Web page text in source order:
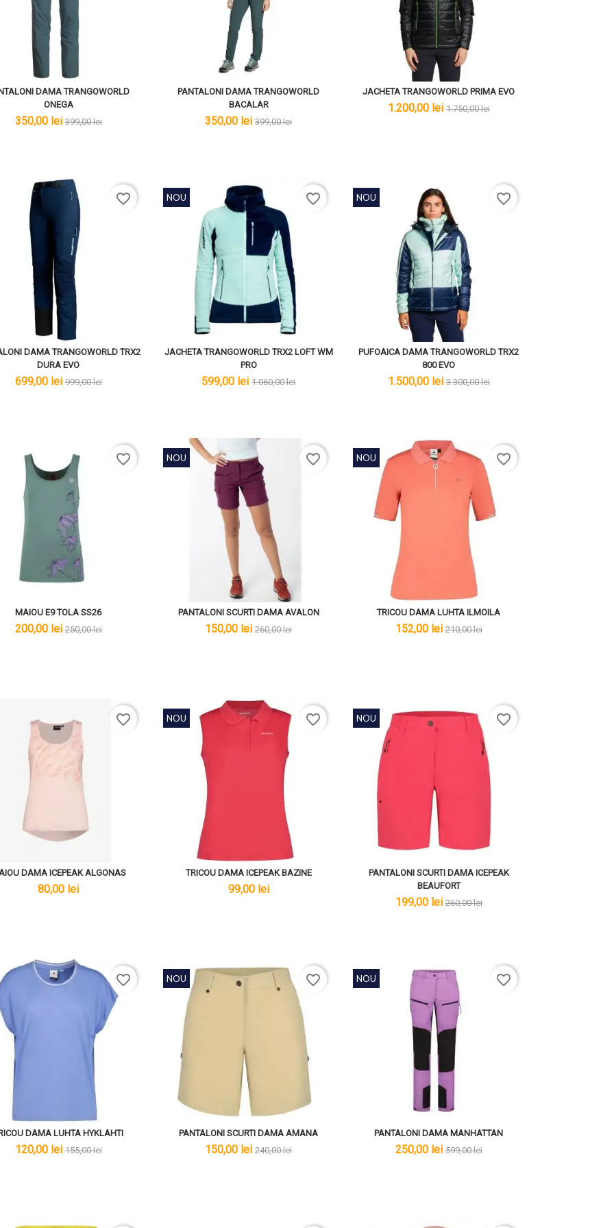
DAMA TRANGOWORLD
ONEGA
lei
350,00 leilei
399,00 lei
PANTALONI DAMA TRANGOWORLD
BACALAR
lei
350,00 lei lei
399,00 lei
JACHETA TRANGOWORLD PRIMA EVO
lei
1.200,00 leilei
1.750,00 lei
DAMA TRANGOWORLD TRX2
DURA EVO
lei
699,00 leilei
999,00 lei
favorite_border
JACHETA TRANGOWORLD TRX2 LOFT WM
PRO
lei
599,00 lei lei
1.060,00 lei
NOU favorite_border
PUFOAICA DAMA TRANGOWORLD TRX2
800 EVO
lei
1.500,00 leilei
3.300,00 lei
NOU favorite_border
MAIOU E9 TOLA SS26
lei
200,00 leilei
250,00 lei
favorite_border
PANTALONI SCURTI DAMA AVALON
lei
150,00 lei lei
260,00 lei
NOU favorite_border
TRICOU DAMA LUHTA ILMOILA
lei
152,00 leilei
210,00 lei
NOU favorite_border
DAMA ICEPEAK ALGONAS
lei
80,00 lei
favorite_border
TRICOU DAMA ICEPEAK BAZINE
lei
99,00 lei
NOU favorite_border
PANTALONI SCURTI DAMA ICEPEAK
BEAUFORT
lei
199,00 leilei
260,00 lei
NOU favorite_border
DAMA LUHTA HYKLAHTI
lei
120,00 leilei
155,00 lei
favorite_border
PANTALONI SCURTI DAMA AMANA
lei
150,00 lei lei
240,00 lei
NOU favorite_border
PANTALONI DAMA MANHATTAN
lei
250,00 leilei
599,00 lei
NOU favorite_border